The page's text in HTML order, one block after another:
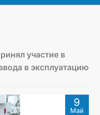
участие в
в эксплуатацию
9
Май